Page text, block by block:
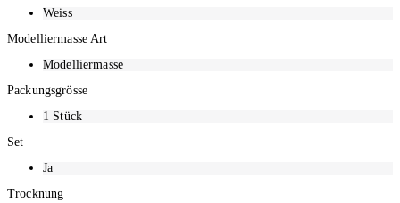
Weiss
Modelliermasse Art
Modelliermasse
Packungsgrösse
1 Stück
Set
Ja
Trocknung